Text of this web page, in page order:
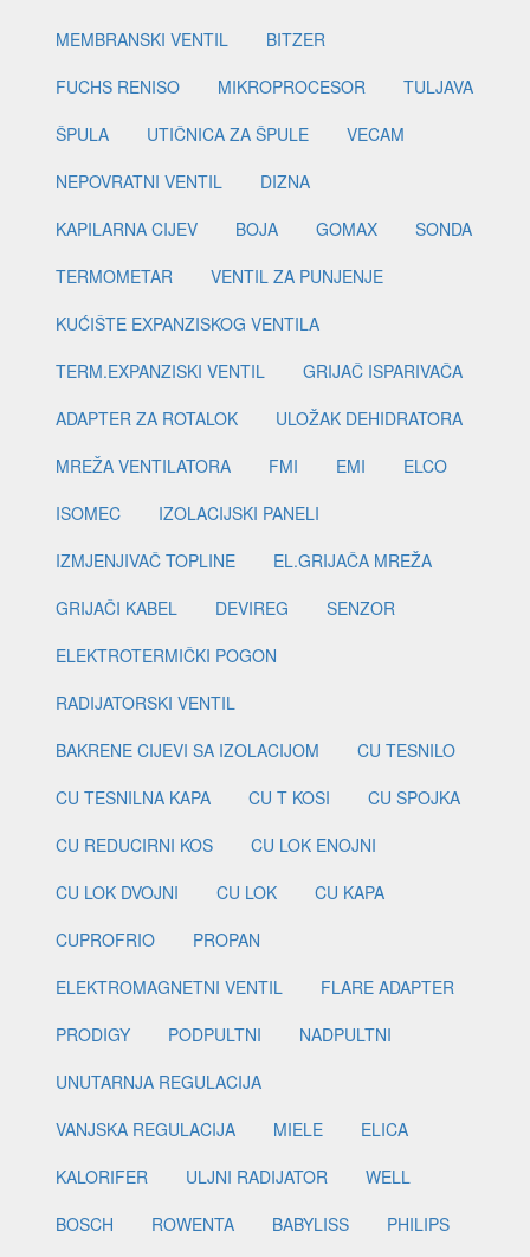
MEMBRANSKI VENTIL
BITZER
FUCHS RENISO
MIKROPROCESOR
TULJAVA
ŠPULA
UTIČNICA ZA ŠPULE
VECAM
NEPOVRATNI VENTIL
DIZNA
KAPILARNA CIJEV
BOJA GOMAX
SONDA
TERMOMETAR
VENTIL ZA PUNJENJE
KUĆIŠTE EXPANZISKOG VENTILA
TERM.EXPANZISKI VENTIL
GRIJAČ ISPARIVAČA
ADAPTER ZA ROTALOK
ULOŽAK DEHIDRATORA
MREŽA VENTILATORA
FMI EMI
ELCO
ISOMEC
IZOLACIJSKI PANELI
IZMJENJIVAČ TOPLINE
EL.GRIJAČA MREŽA
GRIJAČI KABEL
DEVIREG
SENZOR
ELEKTROTERMIČKI POGON
RADIJATORSKI VENTIL
BAKRENE CIJEVI SA IZOLACIJOM
CU TESNILO
CU TESNILNA KAPA
CU T KOSI
CU SPOJKA
CU REDUCIRNI KOS
CU LOK ENOJNI
CU LOK DVOJNI
CU LOK
CU KAPA
CUPROFRIO
PROPAN
ELEKTROMAGNETNI VENTIL
FLARE ADAPTER
PRODIGY
PODPULTNI
NADPULTNI
UNUTARNJA REGULACIJA
VANJSKA REGULACIJA
MIELE
ELICA
KALORIFER
ULJNI RADIJATOR
WELL
BOSCH
ROWENTA BABYLISS
PHILIPS